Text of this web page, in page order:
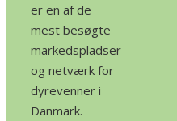
er en af de
mest besøgte
markedspladser
og netværk for
dyrevenner i
Danmark.